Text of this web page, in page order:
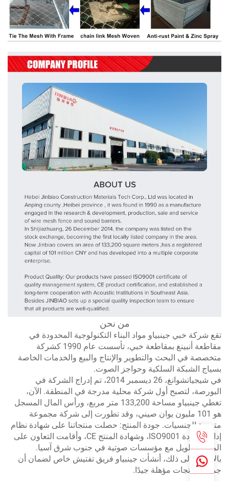
من نحن
شركة خبي جينبياو مواد البناء التكنولوجية المحدودة في
مقاطعة أنبينغ بمقاطعة خبي، تأسست عام 1990 كشركة
في البحث والتطوير والإنتاج والبيع والخدمات الخاصة
الشبكة السلكية وحواجز الصوت.
في شيجياتشوانغ، 26 ديسمبر 2014، تم إدراج الشركة في
لتصبح أول شركة محلية مدرجة في المنطقة. الآن،
تغطي جينبياو مساحة 133,200 متر مربع، ورأس المال المسجل
هو 101 مليون يوان صيني، وقد تطورت إلى شركة مجموعة
الجنسيات. جودة المنتج: حصلت منتجاتنا على شهادة نظام
إدارة الجودة ISO9001، وشهادة المنتج CE، وأقامت التعاون على
الطويل مع مؤسسات صوتية في جنوب شرق آسيا.
إلى ذلك، أنشأت جينبياو فريق تفتيش خاص لضمان أن
المنتجات مؤهلة جيدًا.